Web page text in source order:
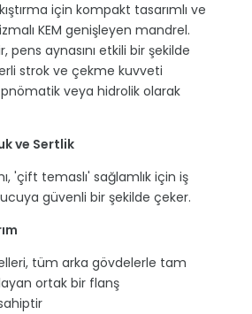
için kompakt tasarımlı ve
KEM genişleyen mandrel.
pens aynasını etkili bir şekilde
strok ve çekme kuvveti
veya hidrolik olarak
ve Sertlik
'çift temaslı' sağlamlık için iş
güvenli bir şekilde çeker.
tüm arka gövdelerle tam
ortak bir flanş